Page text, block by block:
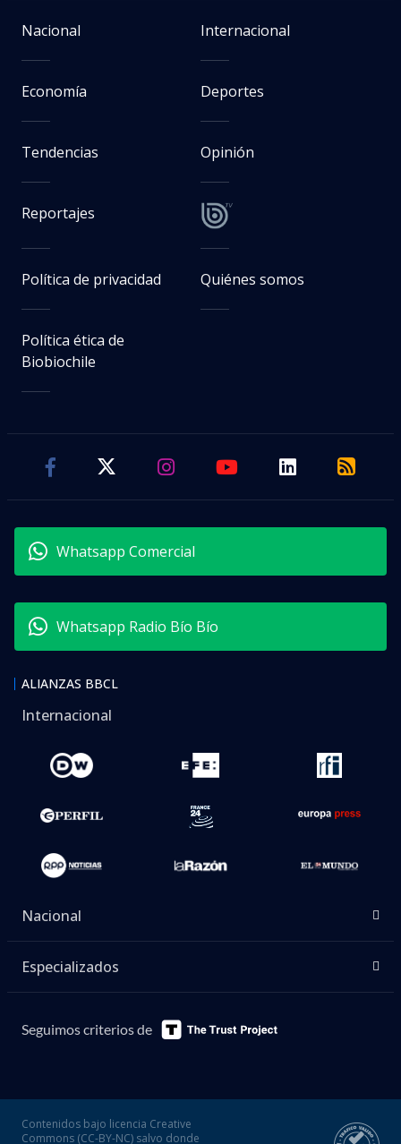
Nacional Internacional
Economía Deportes
Tendencias Opinión
Reportajes
Política de privacidad Quiénes somos
Política ética de
Biobiochile
Whatsapp Comercial
Whatsapp Radio Bío Bío
ALIANZAS BBCL
Internacional
Nacional
Especializados
Seguimos criterios de
Contenidos bajo licencia Creative
Commons (CC-BY-NC) salvo donde